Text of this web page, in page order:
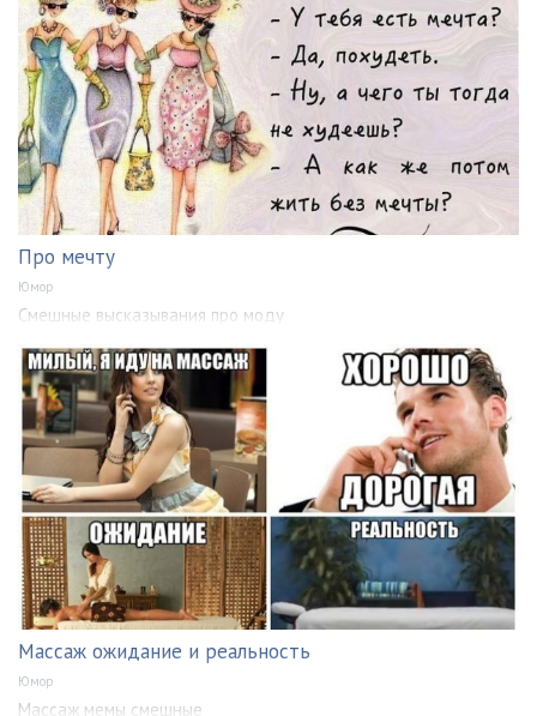
Про мечту
Юмор
Смешные высказывания про моду
Массаж ожидание и реальность
Юмор
Массаж мемы смешные